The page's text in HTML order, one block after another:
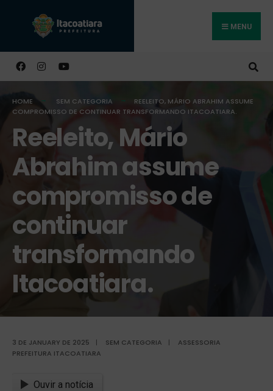
MENU
HOME SEM CATEGORIA
REELEITO, MÁRIO ABRAHIM ASSUME
COMPROMISSO DE CONTINUAR TRANSFORMANDO ITACOATIARA.
Reeleito, Mário
Abrahim assume
compromisso de
continuar
transformando
Itacoatiara.
3 DE JANUARY DE 2025 | SEM CATEGORIA |
ASSESSORIA
PREFEITURA ITACOATIARA
Ouvir a notícia
Buscar